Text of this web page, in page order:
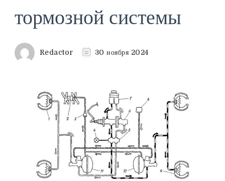
тормозной системы
Redactor 30 ноября 2024